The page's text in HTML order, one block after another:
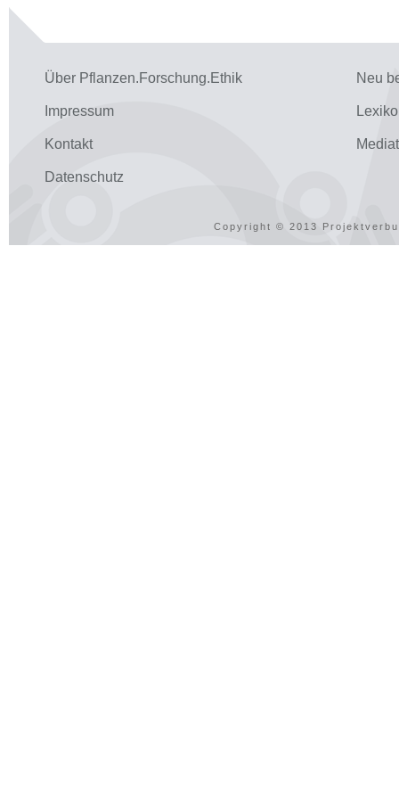
Über Pflanzen.Forschung.Ethik
Impressum
Kontakt
Datenschutz
Neu
Copyright © 2013